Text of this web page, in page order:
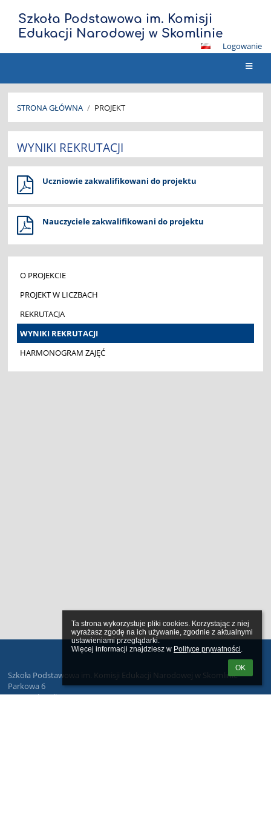
Ta strona wykorzystuje pliki cookies. Korzystając z niej
wyrażasz zgodę na ich używanie, zgodnie z aktualnymi
ustawieniami przeglądarki.
Więcej informacji znajdziesz w Polityce prywatności.
OK
Szkoła Podstawowa im. Komisji
Edukacji Narodowej w Skomlinie
Logowanie
STRONA GŁÓWNA / PROJEKT
Projekt
WYNIKI REKRUTACJI
Uczniowie zakwalifikowani do projektu
Nauczyciele zakwalifikowani do projektu
O PROJEKCIE
PROJEKT W LICZBACH
REKRUTACJA
WYNIKI REKRUTACJI
HARMONOGRAM ZAJĘĆ
Szkoła Podstawowa im. Komisji Edukacji Narodowej w Skomlinie
Parkowa 6
98-346 Skomlin